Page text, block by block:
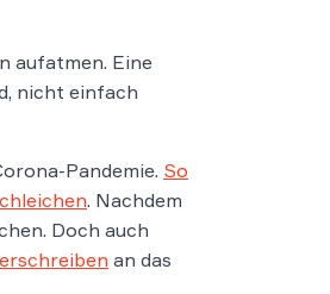
aufatmen. Eine
nicht einfach
Pandemie. So
. Nachdem
Doch auch
an das